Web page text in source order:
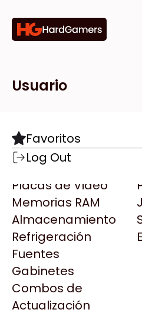
Categorías
Componentes
Motherboards
Microprocesadores
Placas de Video
Memorias RAM
Almacenamiento
Refrigeración
Fuentes
Gabinetes
Combos de
Actualización
Marcas
Todas las Marcas
AMD
AULA
Acer
Adata
AeroCool
Antec
Arkham
Asrock
Tiendas
Destacadas
Usuario
Favoritos
Log Out
FAN XPG P/
120MM NEGRO ARGB